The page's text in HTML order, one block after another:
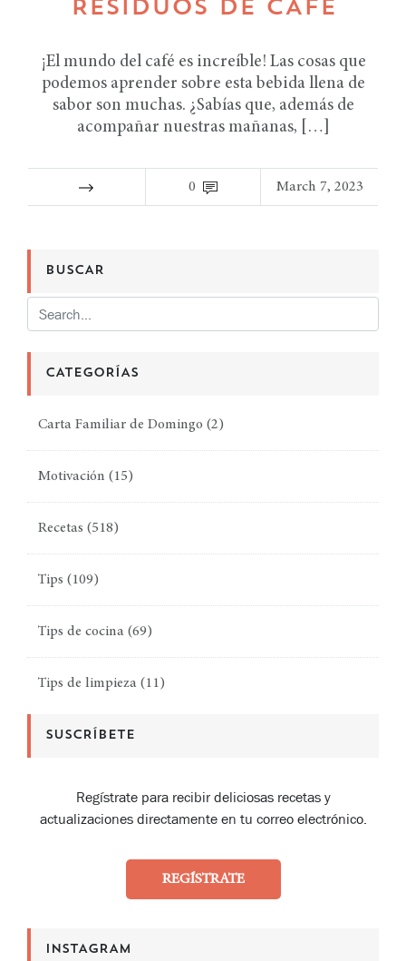
RESIDUOS DE CAFÉ
¡El mundo del café es increíble! Las cosas que
podemos aprender sobre esta bebida llena de
sabor son muchas. ¿Sabías que, además de
acompañar nuestras mañanas, […]
0 March 7, 2023
BUSCAR
CATEGORÍAS
Carta Familiar de Domingo (2)
Motivación (15)
Recetas (518)
Tips (109)
Tips de cocina (69)
Tips de limpieza (11)
SUSCRÍBETE
Regístrate para recibir deliciosas recetas y
actualizaciones directamente en tu correo electrónico.
REGÍSTRATE
INSTAGRAM